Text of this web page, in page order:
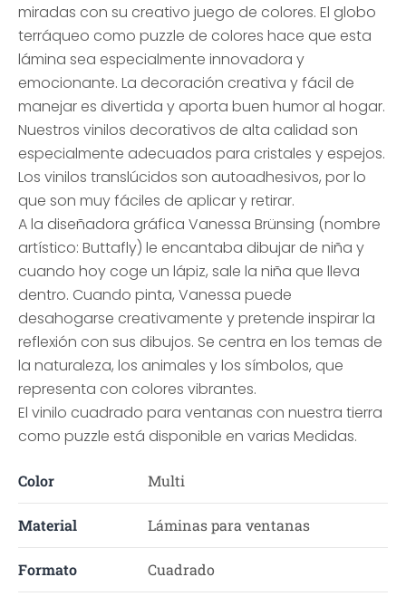
miradas con su creativo juego de colores. El globo
terráqueo como puzzle de colores hace que esta
lámina sea especialmente innovadora y
emocionante. La decoración creativa y fácil de
manejar es divertida y aporta buen humor al hogar.
Nuestros vinilos decorativos de alta calidad son
especialmente adecuados para cristales y espejos.
Los vinilos translúcidos son autoadhesivos, por lo
que son muy fáciles de aplicar y retirar.
A la diseñadora gráfica Vanessa Brünsing (nombre
artístico: Buttafly) le encantaba dibujar de niña y
cuando hoy coge un lápiz, sale la niña que lleva
dentro. Cuando pinta, Vanessa puede
desahogarse creativamente y pretende inspirar la
reflexión con sus dibujos. Se centra en los temas de
la naturaleza, los animales y los símbolos, que
representa con colores vibrantes.
El vinilo cuadrado para ventanas con nuestra tierra
como puzzle está disponible en varias Medidas.
Color Multi
Material Láminas para ventanas
Formato Cuadrado